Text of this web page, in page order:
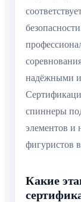
надёжными и
спиннеры
элементов и
фигуристов
Какие